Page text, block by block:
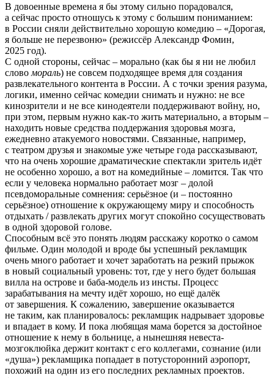
В довоенные времена я бы этому сильно порадовался,
а сейчас просто отношусь к этому с большим пониманием:
в России сняли действительно хорошую комедию – «Дорогая,
я больше не перезвоню» (режиссёр Александр Фомин,
2025 год).
С одной стороны, сейчас – морально (как бы я ни не любил
слово мораль) не совсем подходящее время для создания
развлекательного контента в России. А с точки зрения разума,
логики, именно сейчас комедии снимать и нужно: не все
кинозрители и не все кинодеятели поддерживают войну, но,
при этом, первым нужно как-то жить материально, а вторым –
находить новые средства поддержания здоровья мозга,
ежедневно атакуемого новостями. Связанные, например,
с театром друзья и знакомые уже четыре года рассказывают,
что на очень хорошие драматические спектакли зритель идёт
не особенно хорошо, а вот на комедийные – ломится. Так что
если у человека нормально работает мозг – долой
псевдоморальные сомнения: серьёзное (и – постоянно
серьёзное) отношение к окружающему миру и способность
отдыхать / развлекать других могут спокойно сосуществовать
в одной здоровой голове.
Способным всё это понять людям расскажу коротко о самом
фильме. Один молодой и вроде бы успешный рекламщик
очень много работает и хочет заработать на резкий прыжок
в новый социальный уровень: тот, где у него будет большая
вилла на острове и баба-модель из инсты. Процесс
зарабатывания на мечту идёт хорошо, но ещё далёк
от завершения. К сожалению, завершение оказывается
не таким, как планировалось: рекламщик надрывает здоровье
и впадает в кому. И пока любящая мама борется за достойное
отношение к нему в больнице, а нынешняя невеста-
мозгоклюйка держит контакт с его коллегами, сознание (или
«душа») рекламщика попадает в потусторонний аэропорт,
похожий на один из его последних рекламных проектов.